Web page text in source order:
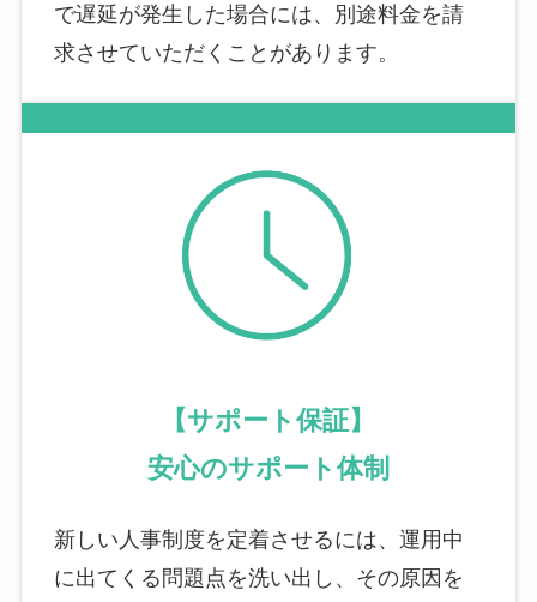
で遅延が発生した場合には、別途料金を請
求させていただくことがあります。
【サポート保証】
安心のサポート体制
新しい人事制度を定着させるには、運用中
に出てくる問題点を洗い出し、その原因を